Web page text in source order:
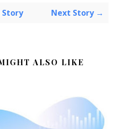
Story Next Story →
ALSO LIKE